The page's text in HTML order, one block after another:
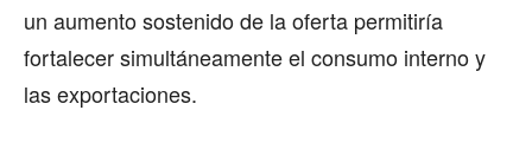
un aumento sostenido de la oferta permitiría
fortalecer simultáneamente el consumo interno y
las exportaciones.